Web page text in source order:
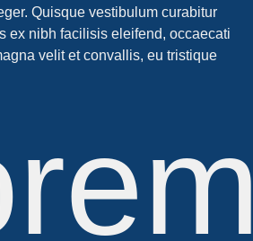
Quisque vestibulum curabitur
ex nibh facilisis eleifend, occaecati
velit et convallis, eu tristique